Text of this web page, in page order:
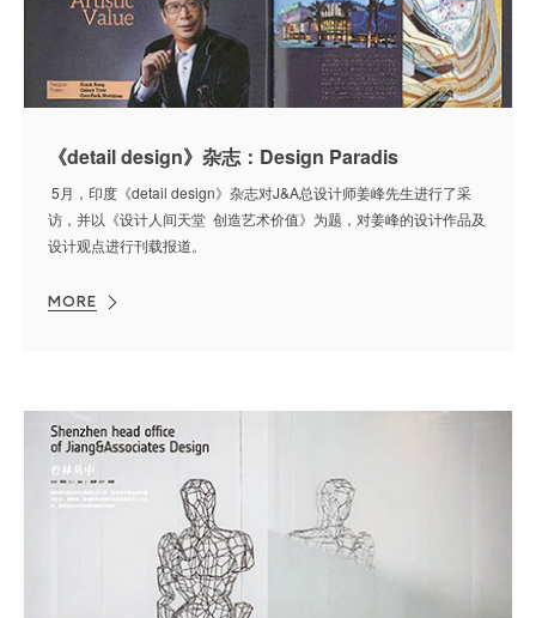
《detail design》杂志：Design Paradis
5月，印度《detail design》杂志对J&A总设计师姜峰先生进行了采
访，并以《设计人间天堂 创造艺术价值》为题，对姜峰的设计作品及
设计观点进行刊载报道。
MORE